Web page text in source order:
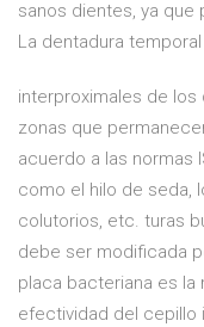
sanos dientes, ya
La dentadura
interproximales de
zonas que
acuerdo a las normas
como el hilo de seda,
colutorios, etc. turas
debe ser modificada
placa bacteriana es
efectividad del cepillo